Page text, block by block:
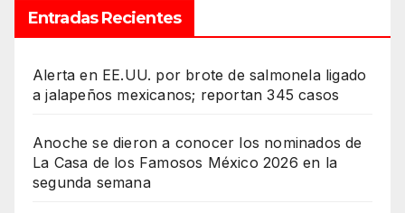
Entradas Recientes
Alerta en EE.UU. por brote de salmonela ligado
a jalapeños mexicanos; reportan 345 casos
Anoche se dieron a conocer los nominados de
La Casa de los Famosos México 2026 en la
segunda semana